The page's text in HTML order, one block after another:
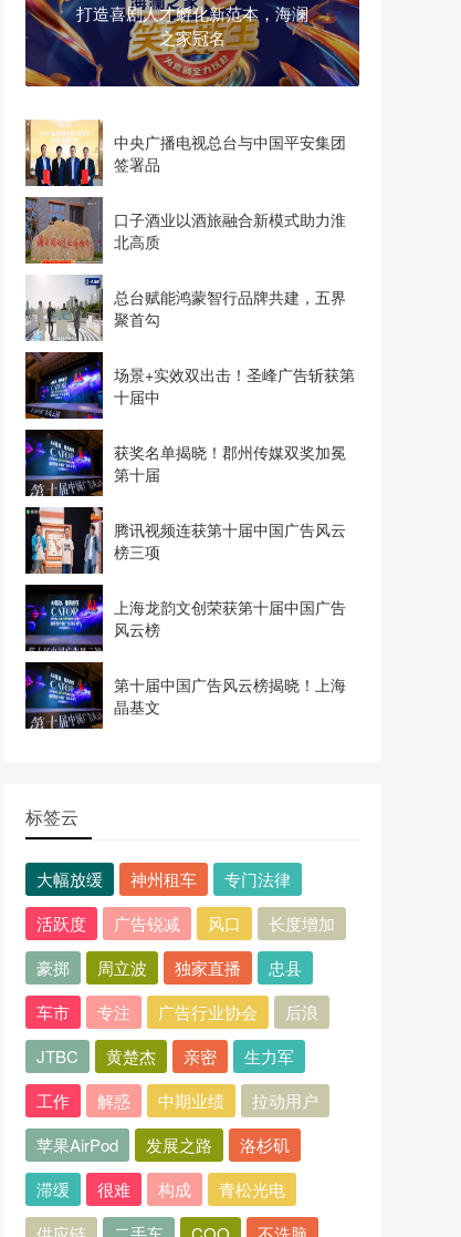
打造喜剧人才孵化新范本，海澜
之家冠名
中央广播电视总台与中国平安集团
签署品
口子酒业以酒旅融合新模式助力淮
北高质
总台赋能鸿蒙智行品牌共建，五界
聚首勾
场景+实效双出击！圣峰广告斩获第
十届中
获奖名单揭晓！郡州传媒双奖加冕
第十届
腾讯视频连获第十届中国广告风云
榜三项
上海龙韵文创荣获第十届中国广告
风云榜
第十届中国广告风云榜揭晓！上海
晶基文
标签云
大幅放缓 神州租车
专门法律
活跃度
广告锐减 风口
长度增加
豪掷
周立波 独家直播
忠县
车市
专注 广告行业协会
后浪
JTBC
黄楚杰 亲密
生力军
工作
解惑 中期业绩
拉动用户
苹果AirPod
发展之路
洛杉矶
滞缓
很难 构成
青松光电